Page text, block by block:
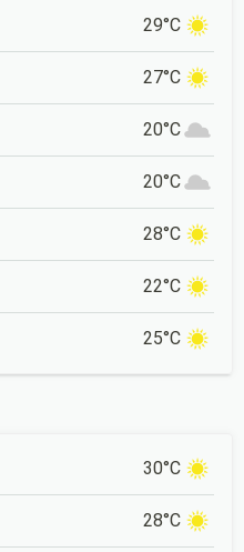
29°C
27°C
20°C
20°C
28°C
22°C
25°C
30°C
28°C